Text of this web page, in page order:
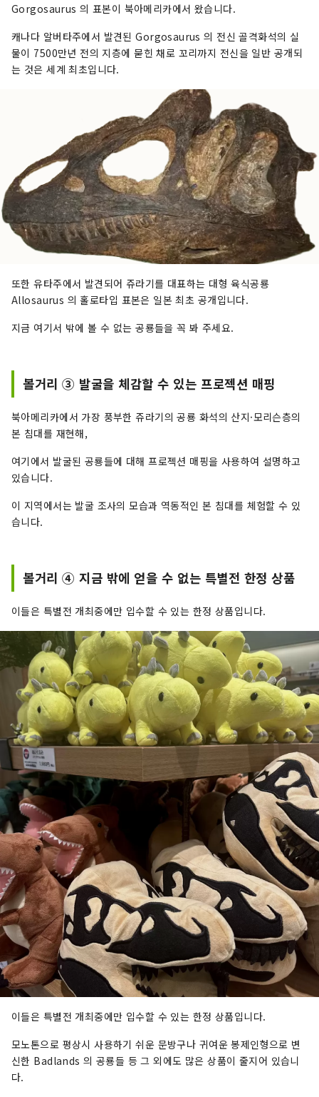
Gorgosaurus 의 표본이 북아메리카에서 왔습니다.
캐나다 알버타주에서 발견된 Gorgosaurus 의 전신 골격화석의 실
물이 7500만년 전의 지층에 묻힌 채로 꼬리까지 전신을 일반 공개되
는 것은 세계 최초입니다.
또한 유타주에서 발견되어 쥬라기를 대표하는 대형 육식공룡
Allosaurus 의 홀로타입 표본은 일본 최초 공개입니다.
지금 여기서 밖에 볼 수 없는 공룡들을 꼭 봐 주세요.
볼거리 ③ 발굴을 체감할 수 있는 프로젝션 매핑
북아메리카에서 가장 풍부한 쥬라기의 공룡 화석의 산지·모리슨층의
본 침대를 재현해,
여기에서 발굴된 공룡들에 대해 프로젝션 매핑을 사용하여 설명하고
있습니다.
이 지역에서는 발굴 조사의 모습과 역동적인 본 침대를 체험할 수 있
습니다.
볼거리 ④ 지금 밖에 얻을 수 없는 특별전 한정 상품
이들은 특별전 개최중에만 입수할 수 있는 한정 상품입니다.
이들은 특별전 개최중에만 입수할 수 있는 한정 상품입니다.
모노톤으로 평상시 사용하기 쉬운 문방구나 귀여운 봉제인형으로 변
신한 Badlands 의 공룡들 등 그 외에도 많은 상품이 줄지어 있습니
다.